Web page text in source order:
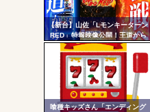
AngelBeats!とかいうク
Powered by livedoor 相互RSS
【新台】山佐「Lモンキーターン
RED」特報映像公開！王道から
挑戦へ
喰種キッズさん「エンディング
リン
- 固
定リ
ンク
自動
更新